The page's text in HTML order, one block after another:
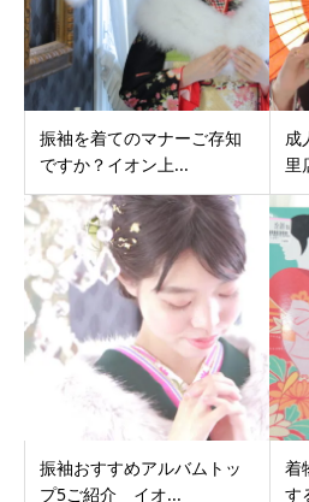
振袖を着てのマナーご存知
ですか？イオン上...
成
里
振袖おすすめアルバムトッ
プ5ご紹介 イオ...
着
す